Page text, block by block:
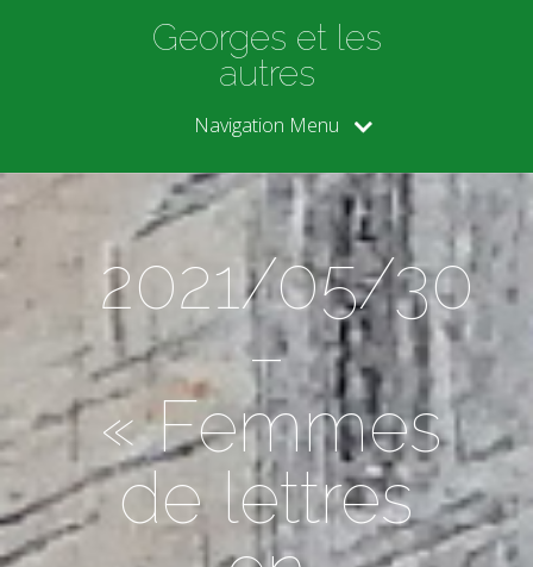
Georges et les
autres
Navigation Menu
2021/05/30
–
« Femmes
de lettres